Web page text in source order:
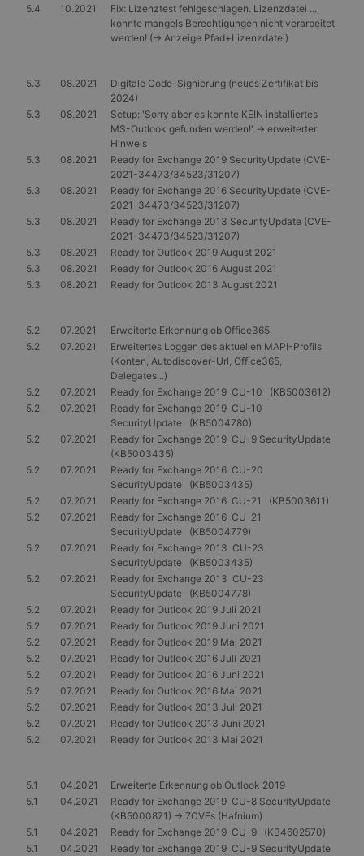
5.4
10.2021
Fix: Lizenztest fehlgeschlagen. Lizenzdatei ...
konnte mangels Berechtigungen nicht verarbeitet
werden! (-> Anzeige Pfad+Lizenzdatei)
5.3 08.2021
Digitale Code-Signierung (neues Zertifikat bis
2024)
5.3
08.2021
Setup: 'Sorry aber es konnte KEIN installiertes
MS-Outlook gefunden werden!' -> erweiterter
Hinweis
5.3
08.2021
Ready for Exchange 2019 SecurityUpdate (CVE-
2021-34473/34523/31207)
5.3
08.2021
Ready for Exchange 2016 SecurityUpdate (CVE-
2021-34473/34523/31207)
5.3
08.2021
Ready for Exchange 2013 SecurityUpdate (CVE-
2021-34473/34523/31207)
5.3
08.2021
Ready for Outlook 2019 August 2021
5.3
08.2021
Ready for Outlook 2016 August 2021
5.3
08.2021 Ready for Outlook 2013 August 2021
5.2 07.2021
Erweiterte Erkennung ob Office365
5.2
07.2021
Erweitertes Loggen des aktuellen MAPI-Profils
(Konten, Autodiscover-Url, Office365,
Delegates...)
5.2
07.2021
Ready for Exchange 2019 CU-10 (KB5003612)
5.2
07.2021
Ready for Exchange 2019 CU-10
SecurityUpdate (KB5004780)
5.2
07.2021
Ready for Exchange 2019 CU-9 SecurityUpdate
(KB5003435)
5.2
07.2021
Ready for Exchange 2016 CU-20
SecurityUpdate (KB5003435)
5.2
07.2021
Ready for Exchange 2016 CU-21 (KB5003611)
5.2
07.2021
Ready for Exchange 2016 CU-21
SecurityUpdate (KB5004779)
5.2
07.2021
Ready for Exchange 2013 CU-23
SecurityUpdate (KB5003435)
5.2
07.2021
Ready for Exchange 2013 CU-23
SecurityUpdate (KB5004778)
5.2
07.2021
Ready for Outlook 2019 Juli 2021
5.2
07.2021
Ready for Outlook 2019 Juni 2021
5.2
07.2021
Ready for Outlook 2019 Mai 2021
5.2
07.2021
Ready for Outlook 2016 Juli 2021
5.2
07.2021
Ready for Outlook 2016 Juni 2021
5.2
07.2021
Ready for Outlook 2016 Mai 2021
5.2
07.2021
Ready for Outlook 2013 Juli 2021
5.2
07.2021
Ready for Outlook 2013 Juni 2021
5.2
07.2021 Ready for Outlook 2013 Mai 2021
5.1 04.2021
Erweiterte Erkennung ob Outlook 2019
5.1
04.2021
Ready for Exchange 2019 CU-8 SecurityUpdate
(KB5000871) -> 7CVEs (Hafnium)
5.1
04.2021
Ready for Exchange 2019 CU-9 (KB4602570)
5.1
04.2021 Ready for Exchange 2019 CU-9 SecurityUpdate